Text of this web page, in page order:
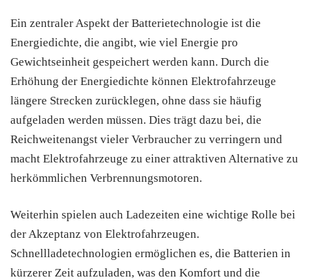
Ein zentraler Aspekt der Batterietechnologie ist die
Energiedichte, die angibt, wie viel Energie pro
Gewichtseinheit gespeichert werden kann. Durch die
Erhöhung der Energiedichte können Elektrofahrzeuge
längere Strecken zurücklegen, ohne dass sie häufig
aufgeladen werden müssen. Dies trägt dazu bei, die
Reichweitenangst vieler Verbraucher zu verringern und
macht Elektrofahrzeuge zu einer attraktiven Alternative zu
herkömmlichen Verbrennungsmotoren.
Weiterhin spielen auch Ladezeiten eine wichtige Rolle bei
der Akzeptanz von Elektrofahrzeugen.
Schnellladetechnologien ermöglichen es, die Batterien in
kürzerer Zeit aufzuladen, was den Komfort und die